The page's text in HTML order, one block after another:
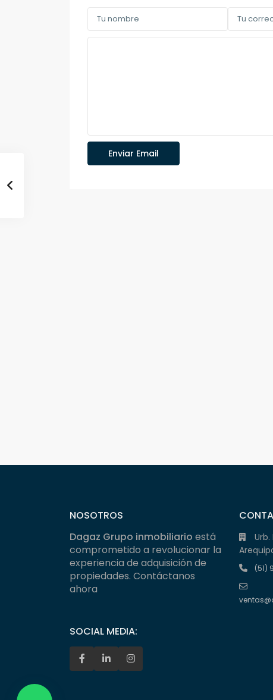
NOSOTROS
Dagaz Grupo inmobiliario está
comprometido a revolucionar la
experiencia de adquisición de
propiedades. Contáctanos
ahora
SOCIAL MEDIA:
(51)